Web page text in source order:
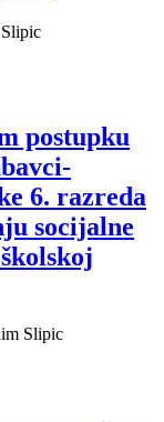
postupku
6. razreda
socijalne
Slipic